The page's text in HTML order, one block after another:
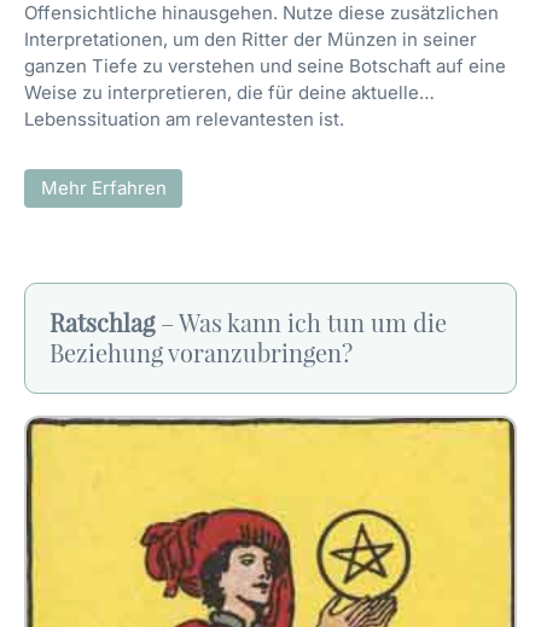
Offensichtliche hinausgehen. Nutze diese zusätzlichen
Interpretationen, um den Ritter der Münzen in seiner
ganzen Tiefe zu verstehen und seine Botschaft auf eine
Weise zu interpretieren, die für deine aktuelle
Lebenssituation am relevantesten ist.
Mehr Erfahren
Ratschlag– Was kann ich tun um die
Beziehung voranzubringen?